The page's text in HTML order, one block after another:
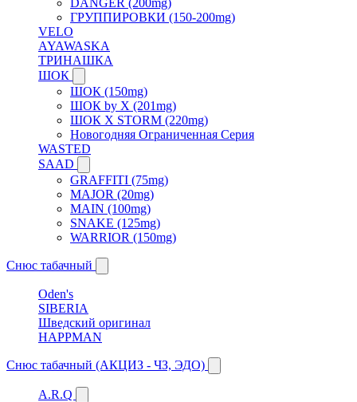
ГРУППИРОВКИ (150-200mg)
VELO
AYAWASKA
ТРИНАШКА
ШОК
ШОК (150mg)
ШОК by X (201mg)
ШОК X STORM (220mg)
Новогодняя Ограниченная Серия
WASTED
SAAD
GRAFFITI (75mg)
MAJOR (20mg)
MAIN (100mg)
SNAKE (125mg)
WARRIOR (150mg)
Снюс табачный
Oden's
SIBERIA
Шведский оригинал
HAPPMAN
Снюс табачный (АКЦИЗ - ЧЗ, ЭДО)
A.R.Q